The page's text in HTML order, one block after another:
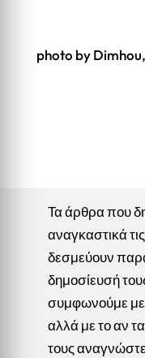
photo by Dimhou,
Τα άρθρα που
αναγκαστικά
δεσμεύουν
δημοσίευσή
συμφωνούμε με
αλλά με το αν
τους